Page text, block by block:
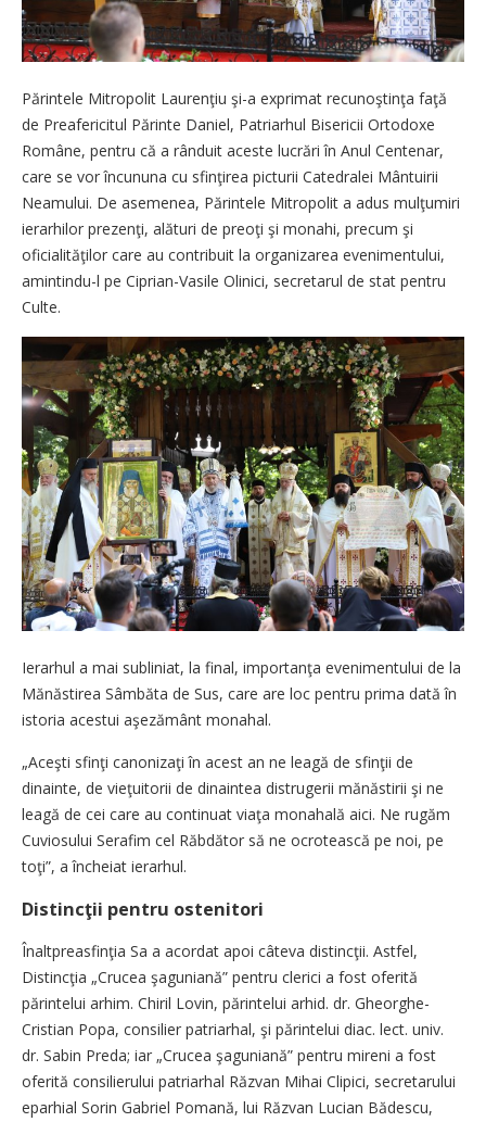
Părintele Mitropolit Laurenţiu şi-a exprimat recunoştinţa faţă
de Preafericitul Părinte Daniel, Patriarhul Bisericii Ortodoxe
Române, pentru că a rânduit aceste lucrări în Anul Centenar,
care se vor încununa cu sfinţirea picturii Catedralei Mântuirii
Neamului. De asemenea, Părintele Mitropolit a adus mulţumiri
ierarhilor prezenţi, alături de preoţi şi monahi, precum şi
oficialităţilor care au contribuit la organizarea evenimentului,
amintindu-l pe Ciprian-Vasile Olinici, secretarul de stat pentru
Culte.
Ierarhul a mai subliniat, la final, importanţa evenimentului de la
Mănăstirea Sâmbăta de Sus, care are loc pentru prima dată în
istoria acestui aşezământ monahal.
„Aceşti sfinţi canonizaţi în acest an ne leagă de sfinţii de
dinainte, de vieţuitorii de dinaintea distrugerii mănăstirii şi ne
leagă de cei care au continuat viaţa monahală aici. Ne rugăm
Cuviosului Serafim cel Răbdător să ne ocrotească pe noi, pe
toţi”, a încheiat ierarhul.
Distincţii pentru ostenitori
Înaltpreasfinţia Sa a acordat apoi câteva distincţii. Astfel,
Distincţia „Crucea şaguniană” pentru clerici a fost oferită
părintelui arhim. Chiril Lovin, părintelui arhid. dr. Gheorghe-
Cris­tian Popa, consilier patriarhal, şi părintelui diac. lect. univ.
dr. Sabin Preda; iar „Crucea şaguniană” pentru mireni a fost
oferită consilierului patriarhal Răzvan Mihai Clipici, secretarului
eparhial Sorin Gabriel Pomană, lui Răzvan Lucian Bădescu,